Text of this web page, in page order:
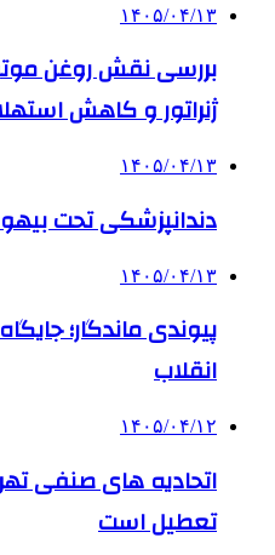
۱۴۰۵/۰۴/۱۳
بررسی نقش روغن
ژنراتور و کاهش
۱۴۰۵/۰۴/۱۳
دندانپزشکی تحت
۱۴۰۵/۰۴/۱۳
پیوندی ماندگار؛
انقلاب
۱۴۰۵/۰۴/۱۲
تعطیل است